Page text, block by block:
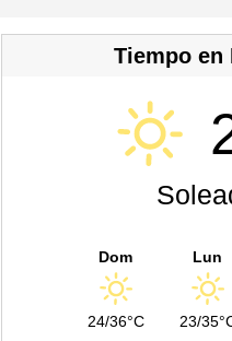
Tiempo en
Dom
24/36°C
Lun
23/